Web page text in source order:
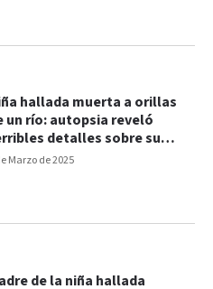
Marzo de 2025
hallada muerta a orillas
un río: autopsia reveló
detalles sobre su
de la niña hallada